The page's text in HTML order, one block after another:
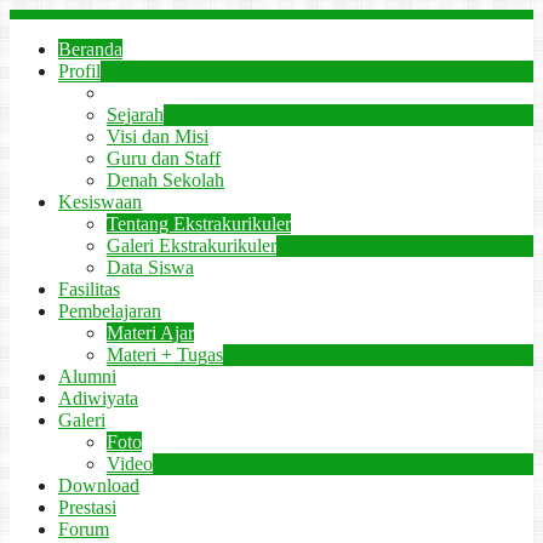
Beranda
Profil
Sejarah
Visi dan Misi
Guru dan Staff
Denah Sekolah
Kesiswaan
Tentang Ekstrakurikuler
Galeri Ekstrakurikuler
Data Siswa
Fasilitas
Pembelajaran
Materi Ajar
Materi + Tugas
Alumni
Adiwiyata
Galeri
Foto
Video
Download
Prestasi
Forum